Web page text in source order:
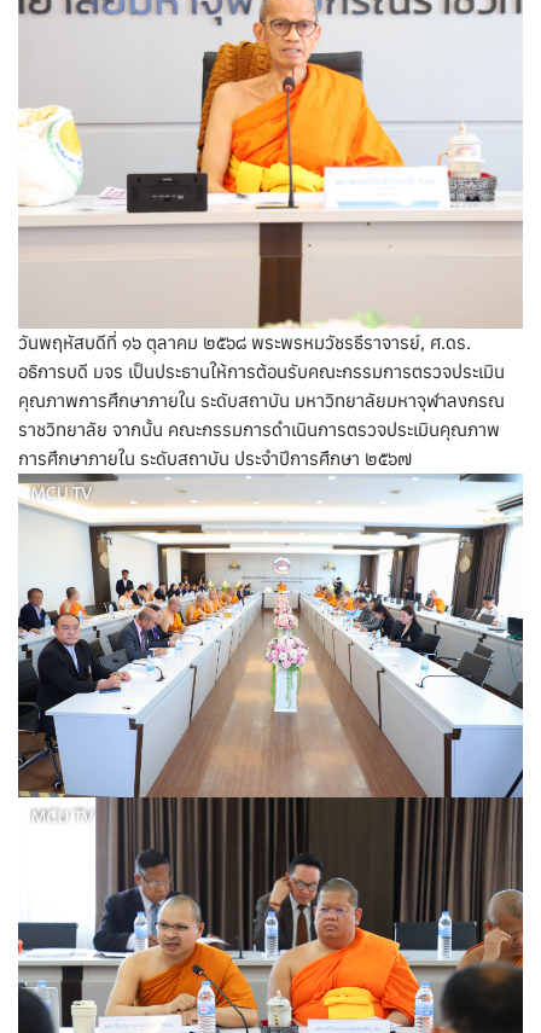
วันพฤหัสบดีที่ ๑๖ ตุลาคม ๒๕๖๘ พระพรหมวัชรธีราจารย์, ศ.ดร.
อธิการบดี มจร เป็นประธานให้การต้อนรับคณะกรรมการตรวจประเมิน
คุณภาพการศึกษาภายใน ระดับสถาบัน มหาวิทยาลัยมหาจุฬาลงกรณ
ราชวิทยาลัย จากนั้น คณะกรรมการดำเนินการตรวจประเมินคุณภาพ
การศึกษาภายใน ระดับสถาบัน ประจำปีการศึกษา ๒๕๖๗